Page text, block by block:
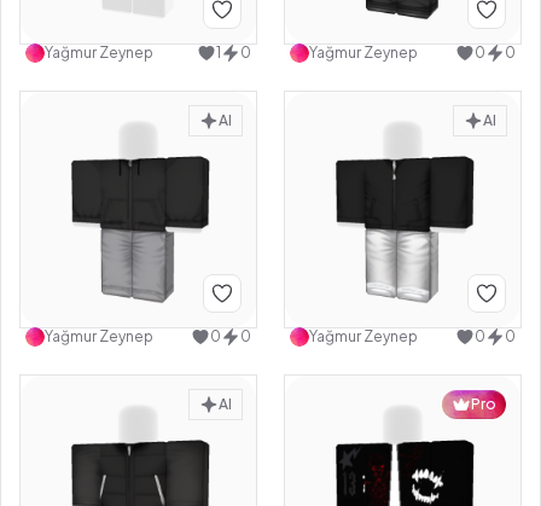
Yağmur Zeynep 1 0 Yağmur Zeynep 0 0
AI
Yağmur Zeynep 0 0
AI
Yağmur Zeynep 0 0
AI Pro